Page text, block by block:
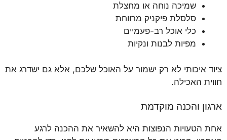
שמיכה נוחה או מחצלת
סלסלת פיקניק מרווחת
כלי אוכל רב-פעמיים
מפיות לבנות ונקיות
ציוד איכותי לא רק ישמור על האוכל שלכם, אלא גם ישדרג את
חווית האכילה.
ארגון והכנה מוקדמת
אחת הטעויות הנפוצות היא להשאיר את ההכנה לרגע